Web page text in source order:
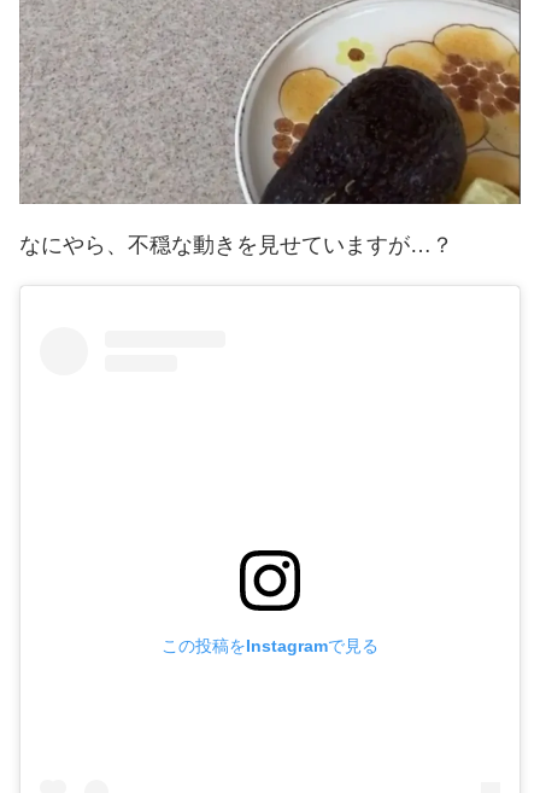
なにやら、不穏な動きを見せていますが…？
この投稿をInstagramで見る